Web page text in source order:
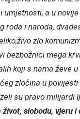
umjetnosti, a u
roda i naroda,
zlo
bezbožnici mega
koji s nama ževe
zločina u
su pravo milijardi
život, slobodu, vjeru